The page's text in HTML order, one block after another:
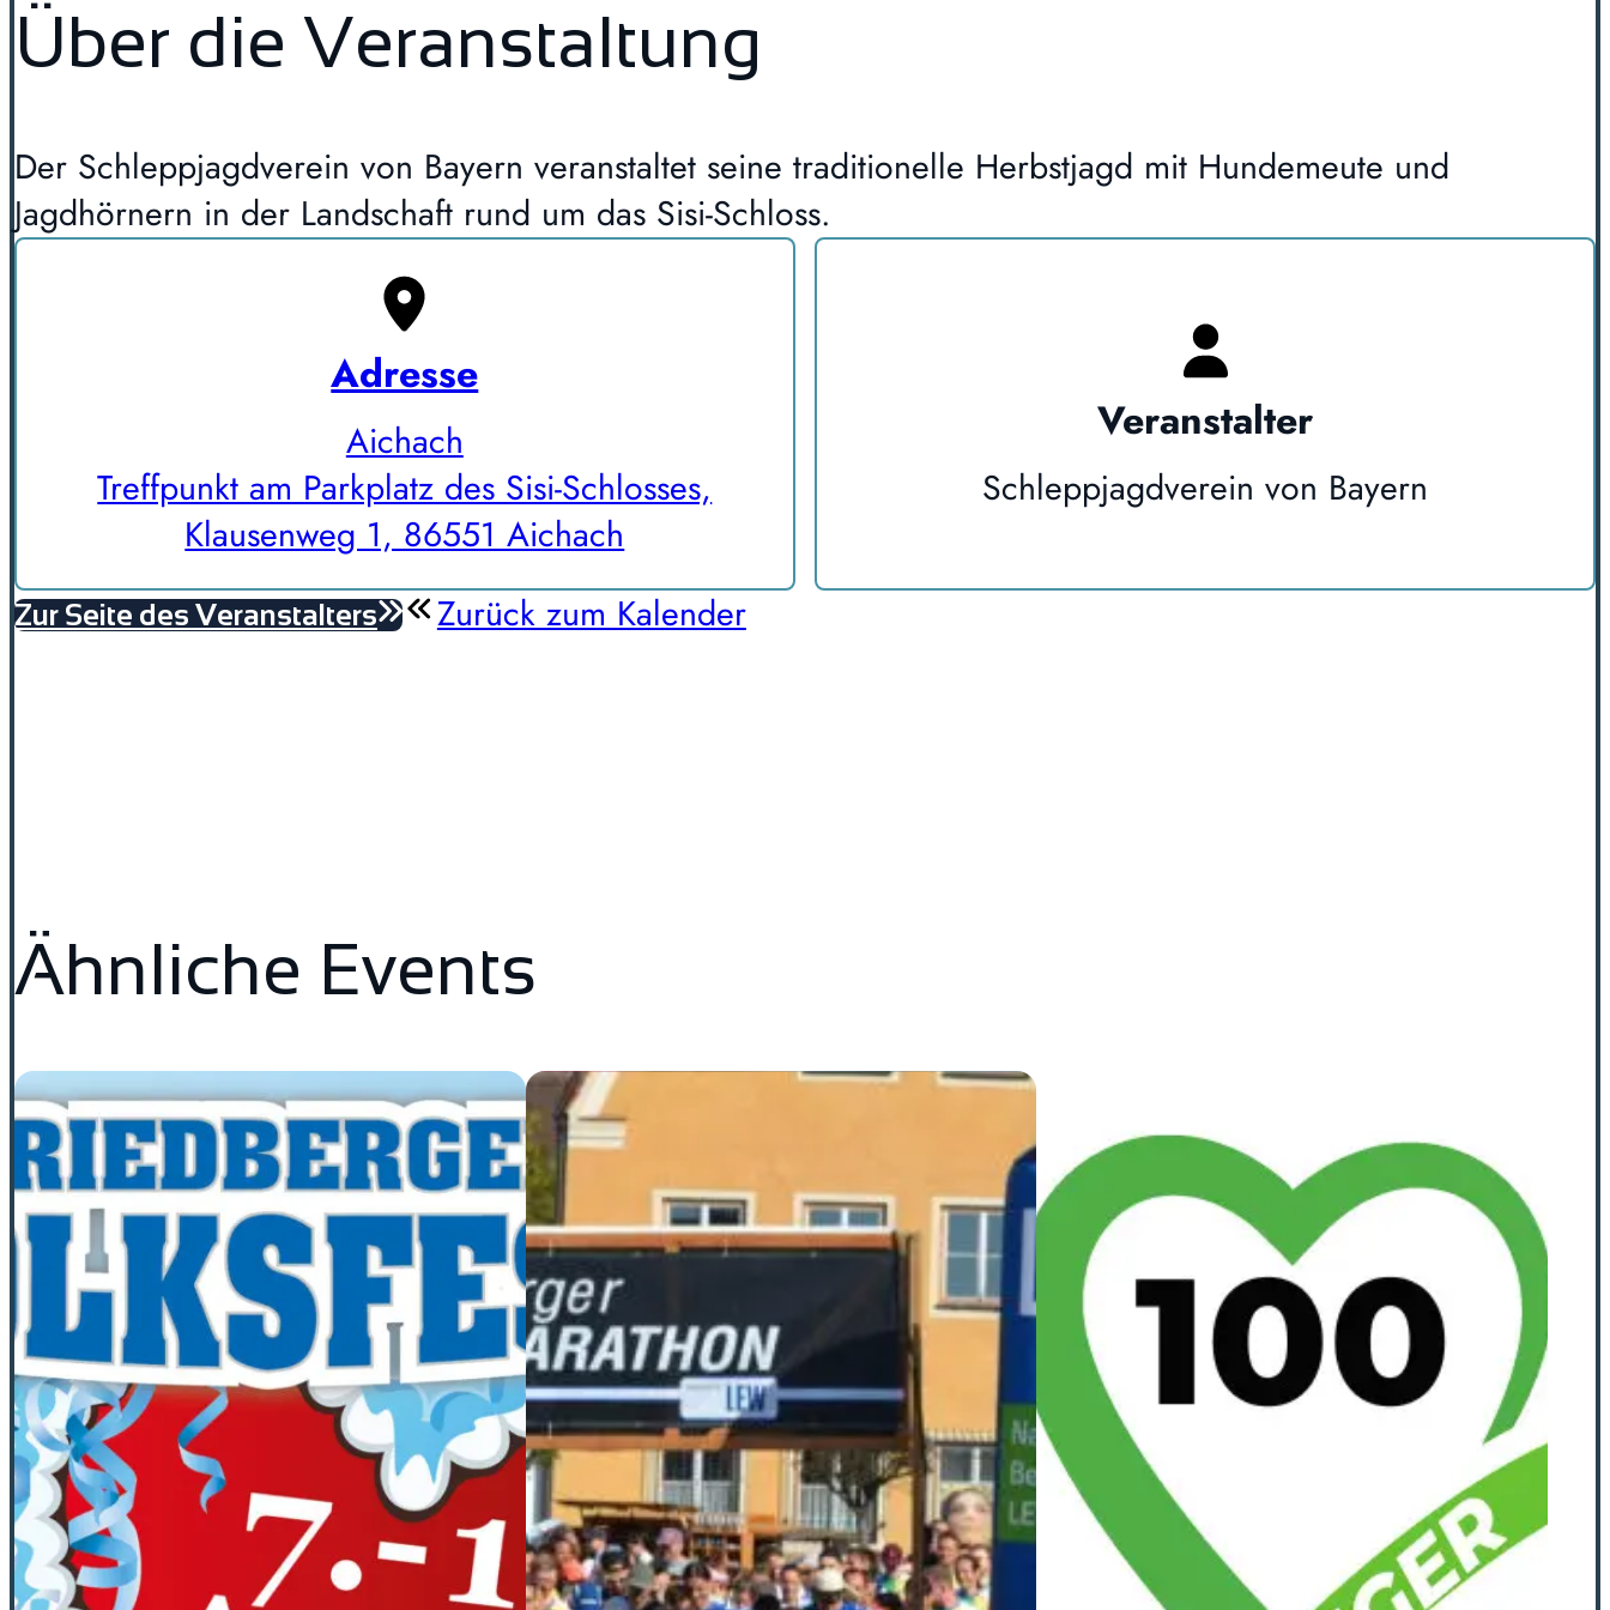
Über die Veranstaltung
Der Schleppjagdverein von Bayern veranstaltet seine traditionelle Herbstjagd mit Hundemeute und
Jagdhörnern in der Landschaft rund um das Sisi-Schloss.
Adresse
Aichach
Treffpunkt am Parkplatz des Sisi-Schlosses,
Klausenweg 1, 86551 Aichach
Veranstalter
Schleppjagdverein von Bayern
Zur Seite des Veranstalters Zurück zum Kalender
Ähnliche Events